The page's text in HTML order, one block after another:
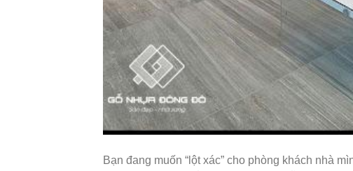
Bạn đang muốn “lột xác” cho phòng khách nhà